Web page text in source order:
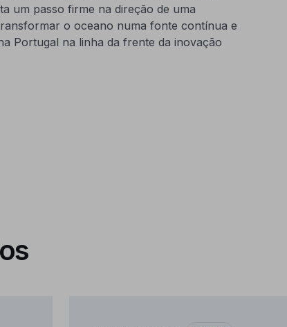
um passo firme na direção de uma
o oceano numa fonte contínua e
Portugal na linha da frente da inovação